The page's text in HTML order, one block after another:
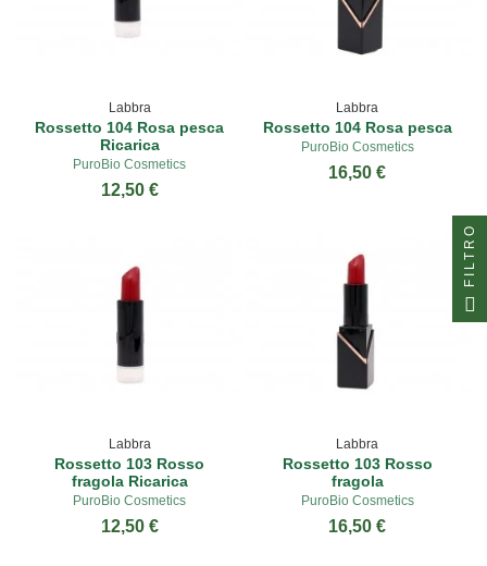
Labbra
Rossetto 104 Rosa pesca
Ricarica
PuroBio Cosmetics
12,50 €
Labbra
Rossetto 104 Rosa pesca
PuroBio Cosmetics
16,50 €
Labbra
Rossetto 103 Rosso
fragola Ricarica
PuroBio Cosmetics
12,50 €
Labbra
Rossetto 103 Rosso
fragola
PuroBio Cosmetics
16,50 €
FILTRO